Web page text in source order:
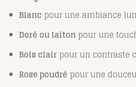
Blanc pour une ambiance
Doré ou laiton pour une
Bois clair pour un contraste
Rose poudré pour une